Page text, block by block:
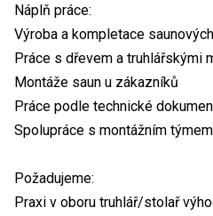
Náplň práce:
Výroba a kompletace
Práce s dřevem a truhlářskými
Montáže saun u zákazníků
Práce podle technické
Spolupráce s montážním týmem
Požadujeme:
Praxi v oboru truhlář/stolař